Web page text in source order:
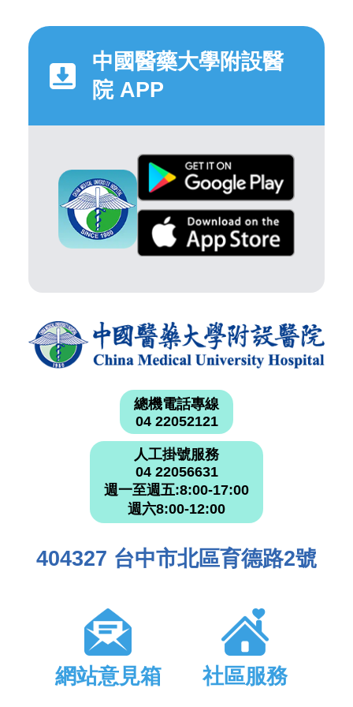
中國醫藥大學附設醫
院 APP
總機電話專線
04 22052121
人工掛號服務
04 22056631
週一至週五:8:00-17:00
週六8:00-12:00
404327 台中市北區育德路2號
網站意見箱 社區服務